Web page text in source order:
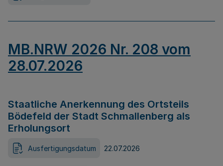
MB.NRW 2026 Nr. 208 vom
28.07.2026
Staatliche Anerkennung des Ortsteils
Bödefeld der Stadt Schmallenberg als
Erholungsort
Ausfertigungsdatum 22.07.2026